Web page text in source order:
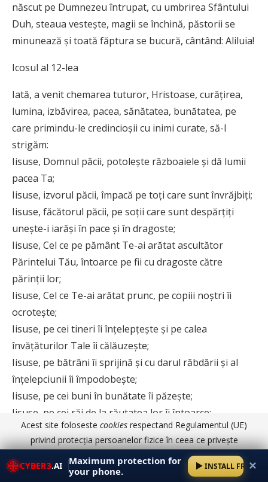
născut pe Dumnezeu întrupat, cu umbrirea Sfântului
Duh, steaua vesteşte, magii se închină, păstorii se
minunează şi toată făptura se bucură, cântând: Aliluia!
Icosul al 12-lea
Iată, a venit chemarea tuturor, Hristoase, curăţirea,
lumina, izbăvirea, pacea, sănătatea, bunătatea, pe
care primindu-le credincioşii cu inimi curate, să-I
strigăm:
Iisuse, Domnul păcii, potoleşte războaiele şi dă lumii
pacea Ta;
Iisuse, izvorul păcii, împacă pe toţi care sunt învrăjbiţi;
Iisuse, făcătorul păcii, pe soţii care sunt despărţiţi
uneşte-i iarăşi în pace şi în dragoste;
Iisuse, Cel ce pe pământ Te-ai arătat ascultător
Părintelui Tău, întoarce pe fii cu dragoste către
părinţii lor;
Iisuse, Cel ce Te-ai arătat prunc, pe copiii noştri îi
ocroteşte;
Iisuse, pe cei tineri îi înţelepţeşte şi pe calea
învăţăturilor Tale îi călăuzeşte;
Iisuse, pe bătrâni îi sprijină şi cu darul răbdării şi al
înţelepciunii îi împodobeşte;
Iisuse, pe cei buni în bunătate îi păzeşte;
Iisuse, pe cei răi de la răutatea lor îi întoarce;
Iisuse, pe cei rătăciţi de la adevăr pe calea cea dreaptă
îi întoarce cu bunătatea Ta;
Iisuse, pe cei bolnavi şi suferinzi îi tămăduieşte;
CYBER3.AI Maximum protection for
your phone.
INSTALL FREE✕
Acest site foloseste cookies respectand Regulamentul (UE)
privind protecția persoanelor fizice în ceea ce privește
prelucrarea datelor cu caracter personal și privind libera
circulație a acestor date.
Detalii aici